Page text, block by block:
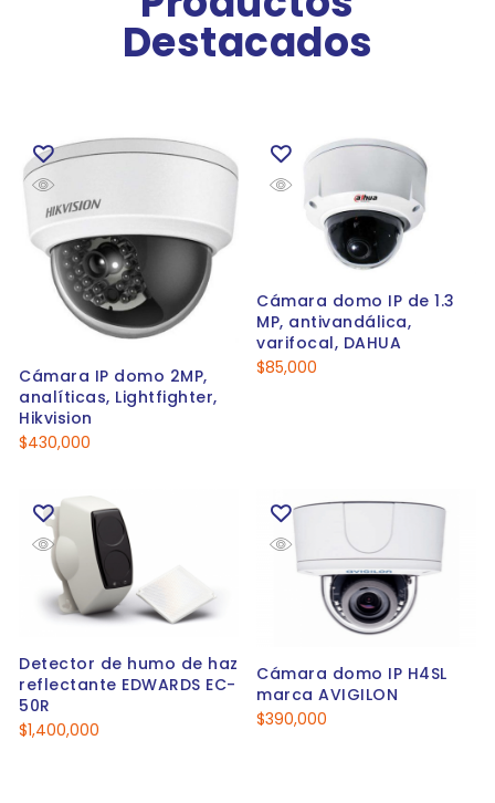
Destacados
Cámara IP domo 2MP,
analíticas, Lightfighter,
Hikvision
$430,000
Cámara domo IP de 1.3
MP, antivandálica,
varifocal, DAHUA
$85,000
Detector de humo de haz
reflectante EDWARDS EC-
50R
$1,400,000
Cámara domo IP H4SL
marca AVIGILON
$390,000